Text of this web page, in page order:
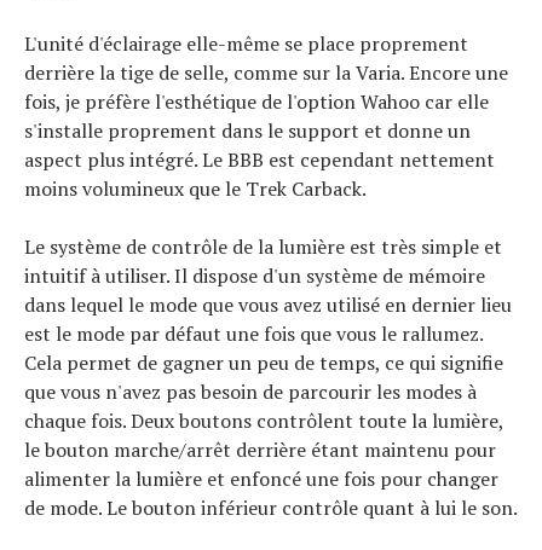
L'unité d'éclairage elle-même se place proprement
derrière la tige de selle, comme sur la Varia. Encore une
fois, je préfère l'esthétique de l'option Wahoo car elle
s'installe proprement dans le support et donne un
aspect plus intégré. Le BBB est cependant nettement
moins volumineux que le Trek Carback.
Le système de contrôle de la lumière est très simple et
intuitif à utiliser. Il dispose d'un système de mémoire
dans lequel le mode que vous avez utilisé en dernier lieu
est le mode par défaut une fois que vous le rallumez.
Cela permet de gagner un peu de temps, ce qui signifie
que vous n'avez pas besoin de parcourir les modes à
chaque fois. Deux boutons contrôlent toute la lumière,
le bouton marche/arrêt derrière étant maintenu pour
alimenter la lumière et enfoncé une fois pour changer
de mode. Le bouton inférieur contrôle quant à lui le son.